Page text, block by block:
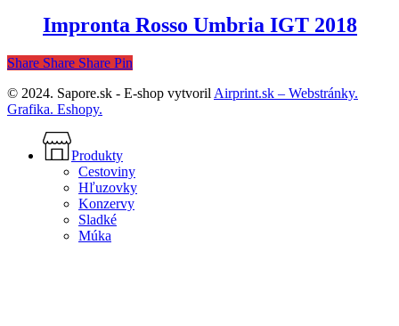
Impronta Rosso Umbria IGT 2018
Share Share Share Pin
© 2024. Sapore.sk - E-shop vytvoril Airprint.sk – Webstránky.
Grafika. Eshopy.
Menu
Produkty
Cestoviny
Hľuzovky
Konzervy
Sladké
Múka